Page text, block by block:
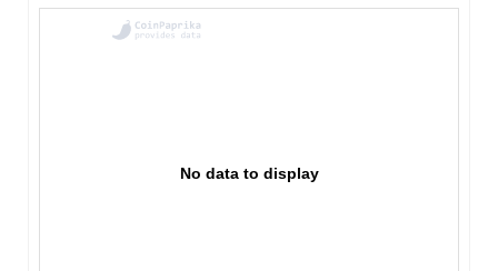
No data to display